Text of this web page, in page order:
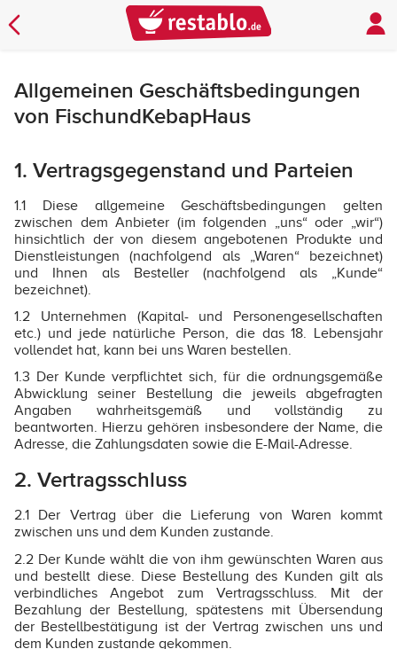
Allgemeinen Geschäftsbedingungen
von FischundKebapHaus
1. Vertragsgegenstand und Parteien
1.1 Diese allgemeine Geschäftsbedingungen gelten
zwischen dem Anbieter (im folgenden „uns“ oder „wir“)
hinsichtlich der von diesem angebotenen Produkte und
Dienstleistungen (nachfolgend als „Waren“ bezeichnet)
und Ihnen als Besteller (nachfolgend als „Kunde“
bezeichnet).
1.2 Unternehmen (Kapital- und Personengesellschaften
etc.) und jede natürliche Person, die das 18. Lebensjahr
vollendet hat, kann bei uns Waren bestellen.
1.3 Der Kunde verpflichtet sich, für die ordnungsgemäße
Abwicklung seiner Bestellung die jeweils abgefragten
Angaben wahrheitsgemäß und vollständig zu
beantworten. Hierzu gehören insbesondere der Name, die
Adresse, die Zahlungsdaten sowie die E-Mail-Adresse.
2. Vertragsschluss
2.1 Der Vertrag über die Lieferung von Waren kommt
zwischen uns und dem Kunden zustande.
2.2 Der Kunde wählt die von ihm gewünschten Waren aus
und bestellt diese. Diese Bestellung des Kunden gilt als
verbindliches Angebot zum Vertragsschluss. Mit der
Bezahlung der Bestellung, spätestens mit Übersendung
der Bestellbestätigung ist der Vertrag zwischen uns und
dem Kunden zustande gekommen.